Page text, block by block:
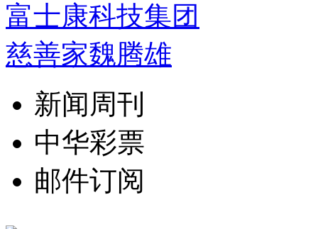
富士康科技集团
慈善家魏腾雄
新闻周刊
中华彩票
邮件订阅